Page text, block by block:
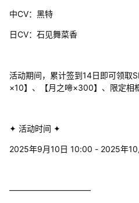
中CV：黑特
日CV：石见舞菜香
活动期间，累计签到14日即可领取
×10】、【月之啼×300】、限定相
✦ 活动时间 ✦
2025年9月10日 10:00 - 2025年
——————————